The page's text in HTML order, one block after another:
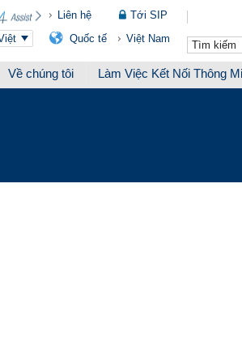
Liên hệ
Tới SIP
Quốc tế Việt Nam
Về chúng tôi Làm Việc Kết Nối Thông